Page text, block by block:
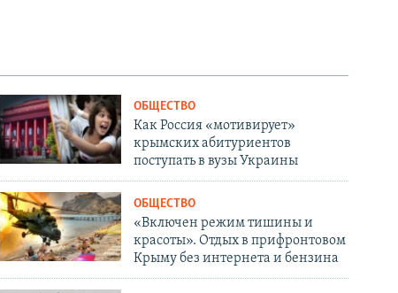
ОБЩЕСТВО
Как Россия «мотивирует»
крымских абитуриентов
поступать в вузы Украины
ОБЩЕСТВО
«Включен режим тишины и
красоты». Отдых в прифронтовом
Крыму без интернета и бензина